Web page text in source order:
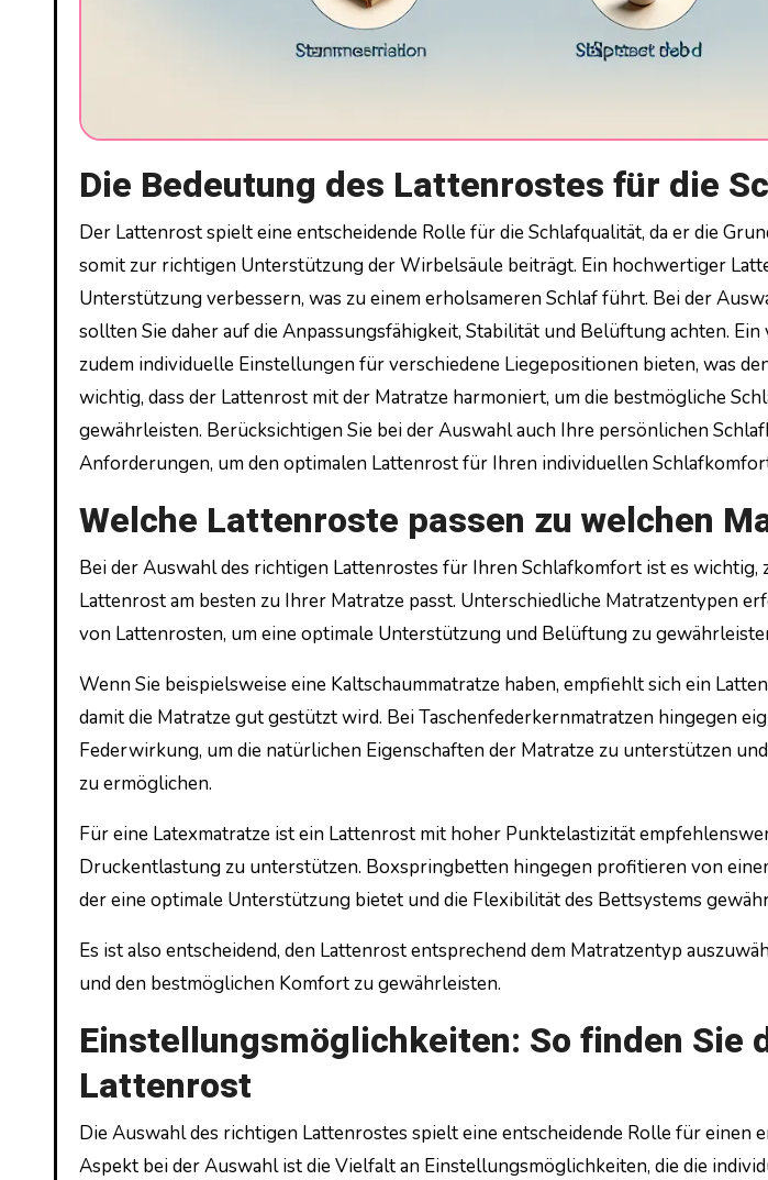
Die Bedeutung des Lattenrostes für die
Der Lattenrost spielt eine entscheidende Rolle für die Schlafqualität, da er die Grundlage für die Matratze bildet und
somit zur richtigen Unterstützung der Wirbelsäule beiträgt. Ein hochwertiger
Unterstützung verbessern, was zu einem erholsameren Schlaf führt. Bei der
sollten Sie daher auf die Anpassungsfähigkeit, Stabilität und Belüftung achten.
zudem individuelle Einstellungen für verschiedene Liegepositionen bieten, was
wichtig, dass der Lattenrost mit der Matratze harmoniert, um die bestmögliche
gewährleisten. Berücksichtigen Sie bei der Auswahl auch Ihre persönlichen
Anforderungen, um den optimalen Lattenrost für Ihren individuellen
Welche Lattenroste passen zu welchen
Bei der Auswahl des richtigen Lattenrostes für Ihren Schlafkomfort ist es wichtig,
Lattenrost am besten zu Ihrer Matratze passt. Unterschiedliche Matratzentypen
von Lattenrosten, um eine optimale Unterstützung und Belüftung zu
Wenn Sie beispielsweise eine Kaltschaummatratze haben, empfiehlt sich ein
damit die Matratze gut gestützt wird. Bei Taschenfederkernmatratzen hingegen
Federwirkung, um die natürlichen Eigenschaften der Matratze zu unterstützen
zu ermöglichen.
Für eine Latexmatratze ist ein Lattenrost mit hoher Punktelastizität
Druckentlastung zu unterstützen. Boxspringbetten hingegen profitieren von
der eine optimale Unterstützung bietet und die Flexibilität des Bettsystems
Es ist also entscheidend, den Lattenrost entsprechend dem Matratzentyp
und den bestmöglichen Komfort zu gewährleisten.
Einstellungsmöglichkeiten: So finden Sie
Lattenrost
Die Auswahl des richtigen Lattenrostes spielt eine entscheidende Rolle für einen
Aspekt bei der Auswahl ist die Vielfalt an Einstellungsmöglichkeiten, die die